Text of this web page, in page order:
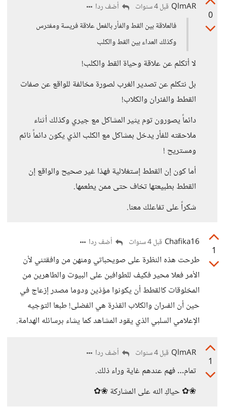
0
QlmAR قبل 4 سنوات
أضف ردا
فالعلاقة بين القط والفأر بالفعل علاقة فريسة ومفترس
وكذلك العداء بين القط والكلب
لا أتكلم عن علاقة وحياة القط والكلب!
بل نتكلم عن تصدير الغرب لصورة مخالفة للواقع عن صفات
القطط والفئران والكلاب!
دائماً يصورون توم يثير المشاكل مع جيري وكذلك أثناء
ملاحقته للفأر يدخل بمشاكل مع الكلب الذي يكون دائماً نائم
ومستريح !
أما كون إن القطط إستغلالية فهذا غير صحيح والواقع إن
القطط بطبيعتها تخاف حتى ممن يطعمها.
شكراً على تفاعلك معنا.
1
Chafika16 قبل 4 سنوات أضف ردا
طرحت هذه النظرة على صويحباتي ومنهن من وافقتني لأن
الأمر فعلا محير فكيف للطوافبن على البيوت والطاهرين من
المخلوقات كالقطط أن يكونوا مؤذين ودوما مصدر إزعاج في
حين أن الفىران والكلاب القذرة هي الفضلى! طبعا التوجيه
الإعلامي السلبي الذي يقود المشاهد كما يشاء برسائله الهدامة.
1
QlmAR قبل 4 سنوات أضف ردا
تمام… فهم عندهم غاية وراء ذلك.
❀✿ حياكِ الله على المشاركة ❀✿